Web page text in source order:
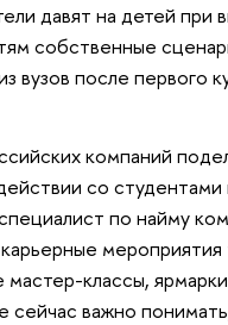
давят на детей при
собственные
вузов после первого
компаний
со
по найму
классы,
важно